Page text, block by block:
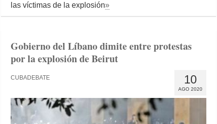
las víctimas de la explosión»
Gobierno del Líbano dimite entre protestas
por la explosión de Beirut
10
AGO 2020
CUBADEBATE